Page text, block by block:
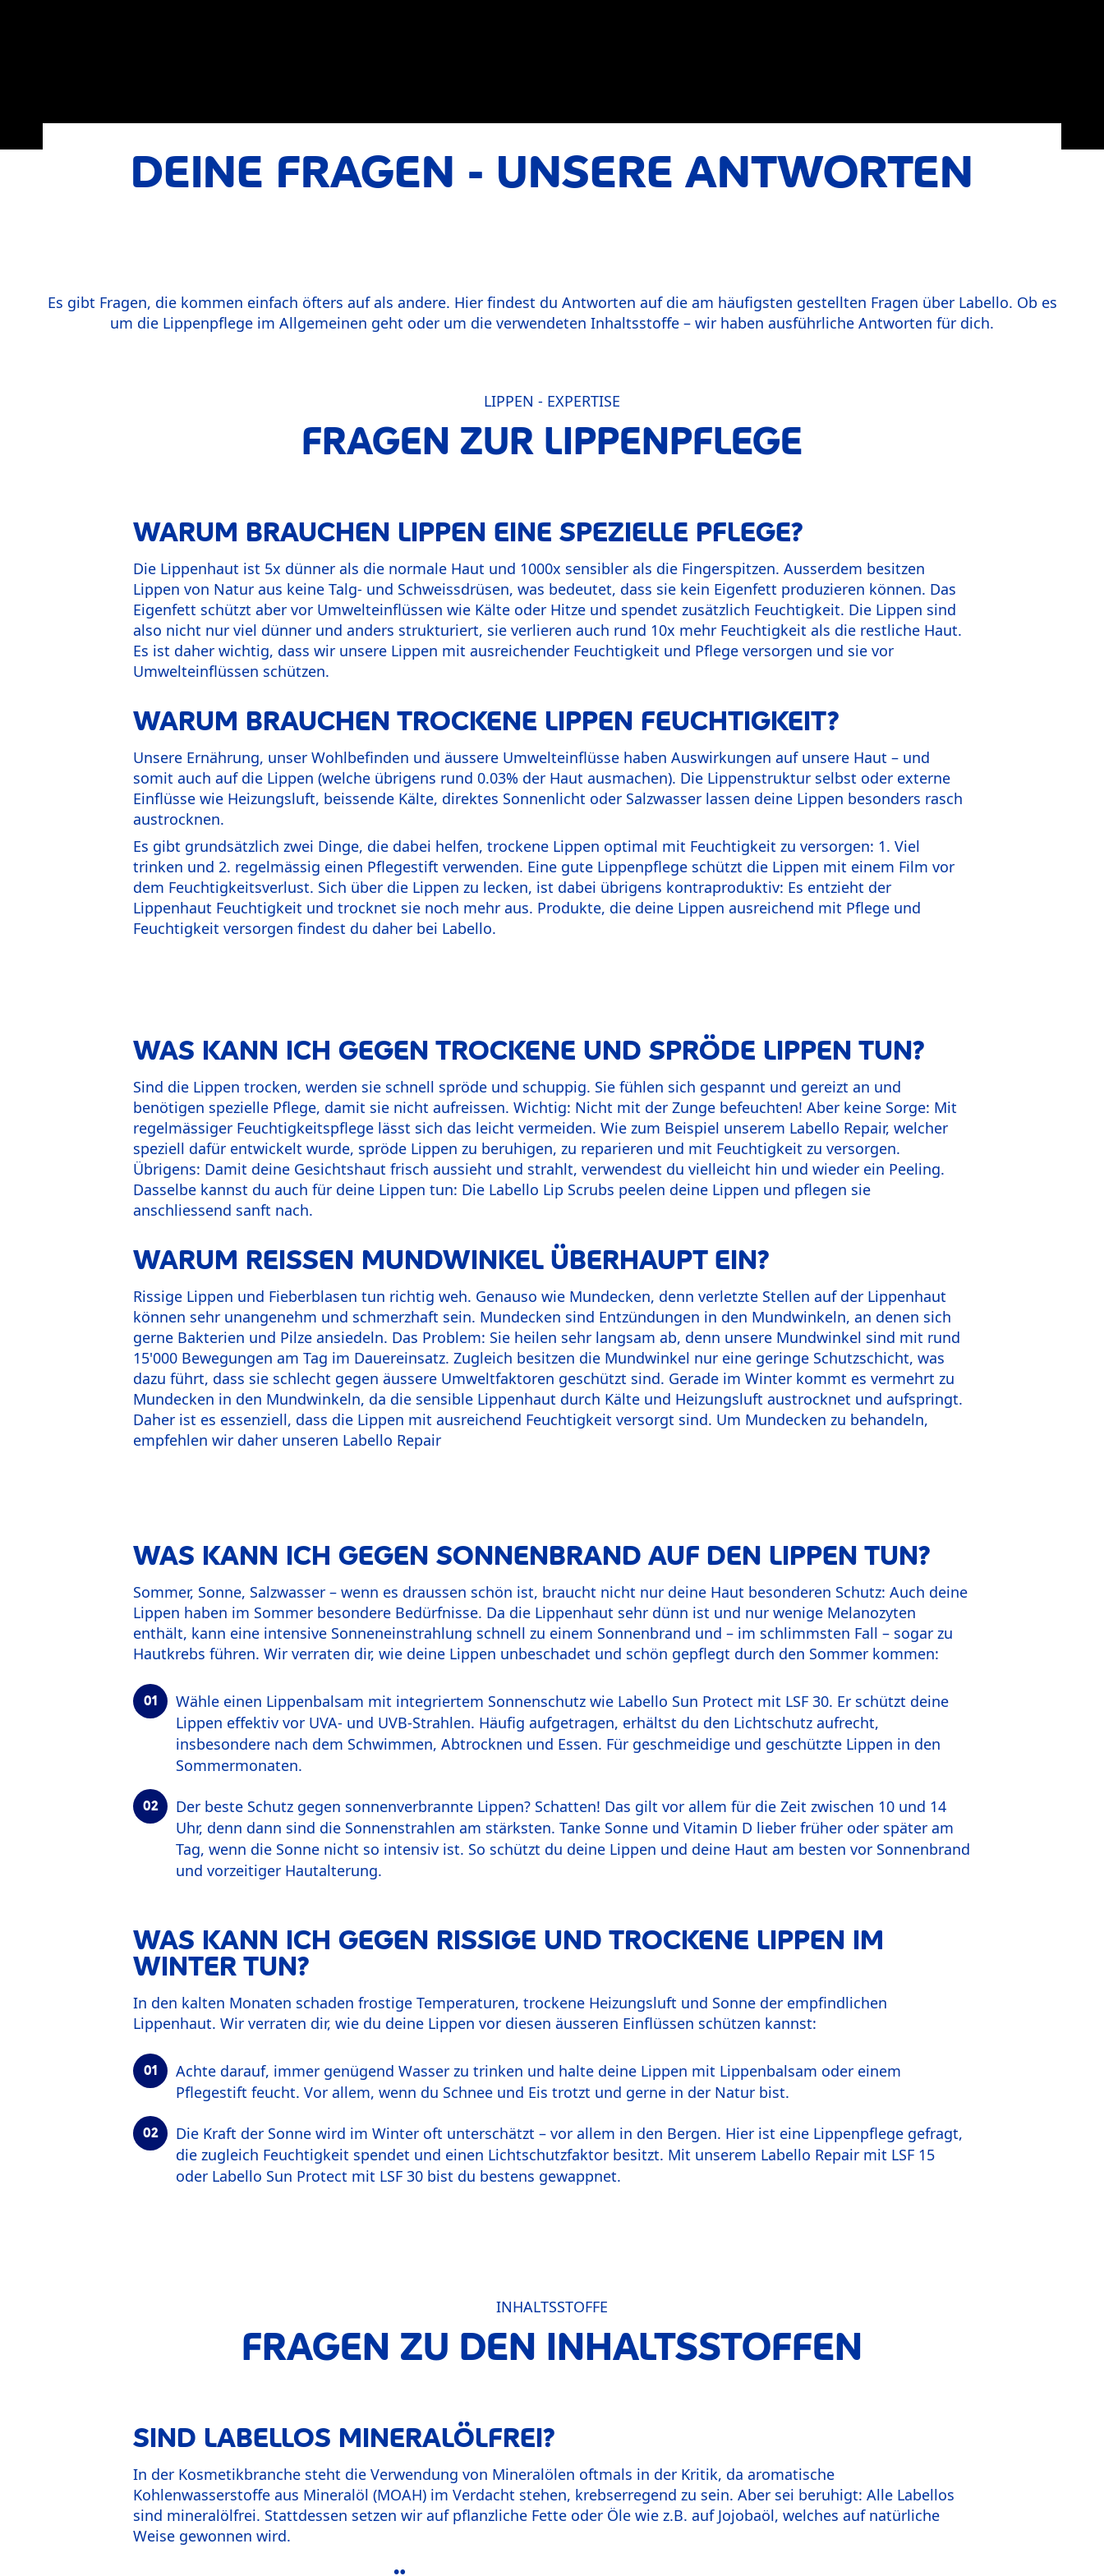
DEINE FRAGEN - UNSERE ANTWORTEN
Es gibt Fragen, die kommen einfach öfters auf als andere. Hier findest du Antworten auf die am häufigsten gestellten Fragen über Labello. Ob es
um die Lippenpflege im Allgemeinen geht oder um die verwendeten Inhaltsstoffe – wir haben ausführliche Antworten für dich.
LIPPEN - EXPERTISE
FRAGEN ZUR LIPPENPFLEGE
WARUM BRAUCHEN LIPPEN EINE SPEZIELLE PFLEGE?
Die Lippenhaut ist 5x dünner als die normale Haut und 1000x sensibler als die Fingerspitzen. Ausserdem besitzen
Lippen von Natur aus keine Talg- und Schweissdrüsen, was bedeutet, dass sie kein Eigenfett produzieren können. Das
Eigenfett schützt aber vor Umwelteinflüssen wie Kälte oder Hitze und spendet zusätzlich Feuchtigkeit. Die Lippen sind
also nicht nur viel dünner und anders strukturiert, sie verlieren auch rund 10x mehr Feuchtigkeit als die restliche Haut.
Es ist daher wichtig, dass wir unsere Lippen mit ausreichender Feuchtigkeit und Pflege versorgen und sie vor
Umwelteinflüssen schützen.
WARUM BRAUCHEN TROCKENE LIPPEN FEUCHTIGKEIT?
Unsere Ernährung, unser Wohlbefinden und äussere Umwelteinflüsse haben Auswirkungen auf unsere Haut – und
somit auch auf die Lippen (welche übrigens rund 0.03% der Haut ausmachen). Die Lippenstruktur selbst oder externe
Einflüsse wie Heizungsluft, beissende Kälte, direktes Sonnenlicht oder Salzwasser lassen deine Lippen besonders rasch
austrocknen.
Es gibt grundsätzlich zwei Dinge, die dabei helfen, trockene Lippen optimal mit Feuchtigkeit zu versorgen: 1. Viel
trinken und 2. regelmässig einen Pflegestift verwenden. Eine gute Lippenpflege schützt die Lippen mit einem Film vor
dem Feuchtigkeitsverlust. Sich über die Lippen zu lecken, ist dabei übrigens kontraproduktiv: Es entzieht der
Lippenhaut Feuchtigkeit und trocknet sie noch mehr aus. Produkte, die deine Lippen ausreichend mit Pflege und
Feuchtigkeit versorgen findest du daher bei Labello.
WAS KANN ICH GEGEN TROCKENE UND SPRÖDE LIPPEN TUN?
Sind die Lippen trocken, werden sie schnell spröde und schuppig. Sie fühlen sich gespannt und gereizt an und
benötigen spezielle Pflege, damit sie nicht aufreissen. Wichtig: Nicht mit der Zunge befeuchten! Aber keine Sorge: Mit
regelmässiger Feuchtigkeitspflege lässt sich das leicht vermeiden. Wie zum Beispiel unserem Labello Repair, welcher
speziell dafür entwickelt wurde, spröde Lippen zu beruhigen, zu reparieren und mit Feuchtigkeit zu versorgen.
Übrigens: Damit deine Gesichtshaut frisch aussieht und strahlt, verwendest du vielleicht hin und wieder ein Peeling.
Dasselbe kannst du auch für deine Lippen tun: Die Labello Lip Scrubs peelen deine Lippen und pflegen sie
anschliessend sanft nach.
WARUM REISSEN MUNDWINKEL ÜBERHAUPT EIN?
Rissige Lippen und Fieberblasen tun richtig weh. Genauso wie Mundecken, denn verletzte Stellen auf der Lippenhaut
können sehr unangenehm und schmerzhaft sein. Mundecken sind Entzündungen in den Mundwinkeln, an denen sich
gerne Bakterien und Pilze ansiedeln. Das Problem: Sie heilen sehr langsam ab, denn unsere Mundwinkel sind mit rund
15'000 Bewegungen am Tag im Dauereinsatz. Zugleich besitzen die Mundwinkel nur eine geringe Schutzschicht, was
dazu führt, dass sie schlecht gegen äussere Umweltfaktoren geschützt sind. Gerade im Winter kommt es vermehrt zu
Mundecken in den Mundwinkeln, da die sensible Lippenhaut durch Kälte und Heizungsluft austrocknet und aufspringt.
Daher ist es essenziell, dass die Lippen mit ausreichend Feuchtigkeit versorgt sind. Um Mundecken zu behandeln,
empfehlen wir daher unseren Labello Repair
WAS KANN ICH GEGEN SONNENBRAND AUF DEN LIPPEN TUN?
Sommer, Sonne, Salzwasser – wenn es draussen schön ist, braucht nicht nur deine Haut besonderen Schutz: Auch deine
Lippen haben im Sommer besondere Bedürfnisse. Da die Lippenhaut sehr dünn ist und nur wenige Melanozyten
enthält, kann eine intensive Sonneneinstrahlung schnell zu einem Sonnenbrand und – im schlimmsten Fall – sogar zu
Hautkrebs führen. Wir verraten dir, wie deine Lippen unbeschadet und schön gepflegt durch den Sommer kommen:
Wähle einen Lippenbalsam mit integriertem Sonnenschutz wie Labello Sun Protect mit LSF 30. Er schützt deine
Lippen effektiv vor UVA- und UVB-Strahlen. Häufig aufgetragen, erhältst du den Lichtschutz aufrecht,
insbesondere nach dem Schwimmen, Abtrocknen und Essen. Für geschmeidige und geschützte Lippen in den
Sommermonaten.
Der beste Schutz gegen sonnenverbrannte Lippen? Schatten! Das gilt vor allem für die Zeit zwischen 10 und 14
Uhr, denn dann sind die Sonnenstrahlen am stärksten. Tanke Sonne und Vitamin D lieber früher oder später am
Tag, wenn die Sonne nicht so intensiv ist. So schützt du deine Lippen und deine Haut am besten vor Sonnenbrand
und vorzeitiger Hautalterung.
WAS KANN ICH GEGEN RISSIGE UND TROCKENE LIPPEN IM
WINTER TUN?
In den kalten Monaten schaden frostige Temperaturen, trockene Heizungsluft und Sonne der empfindlichen
Lippenhaut. Wir verraten dir, wie du deine Lippen vor diesen äusseren Einflüssen schützen kannst:
Achte darauf, immer genügend Wasser zu trinken und halte deine Lippen mit Lippenbalsam oder einem
Pflegestift feucht. Vor allem, wenn du Schnee und Eis trotzt und gerne in der Natur bist.
Die Kraft der Sonne wird im Winter oft unterschätzt – vor allem in den Bergen. Hier ist eine Lippenpflege gefragt,
die zugleich Feuchtigkeit spendet und einen Lichtschutzfaktor besitzt. Mit unserem Labello Repair mit LSF 15
oder Labello Sun Protect mit LSF 30 bist du bestens gewappnet.
INHALTSSTOFFE
FRAGEN ZU DEN INHALTSSTOFFEN
SIND LABELLOS MINERALÖLFREI?
In der Kosmetikbranche steht die Verwendung von Mineralölen oftmals in der Kritik, da aromatische
Kohlenwasserstoffe aus Mineralöl (MOAH) im Verdacht stehen, krebserregend zu sein. Aber sei beruhigt: Alle Labellos
sind mineralölfrei. Stattdessen setzen wir auf pflanzliche Fette oder Öle wie z.B. auf Jojobaöl, welches auf natürliche
Weise gewonnen wird.